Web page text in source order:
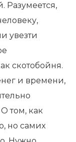
Разумеется,
увезти
скотобойня.
и времени,
том, как
но самих